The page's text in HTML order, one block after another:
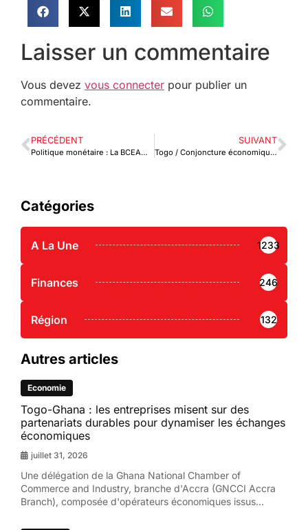
Laisser un commentaire
Vous devez vous connecter pour publier un
commentaire.
PRÉCÉDENT
Politique monétaire : La BCEAO relève de 25 points de base ses taux directeurs
SUIVANT
Togo / Conjoncture économique : Le gouvernement adopte l’avant-projet de loi de finances rectificative
Catégories
A La Une 1233
Finances 246
Région 132
Autres articles
Economie
Togo-Ghana : les entreprises misent sur des
partenariats durables pour dynamiser les échanges
économiques
juillet 31, 2026
Une délégation de la Ghana National Chamber of
Commerce and Industry, branche d'Accra (GNCCI Accra
Branch), composée d'opérateurs économiques issus...